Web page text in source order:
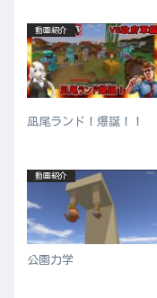
動画紹介
凪尾ランド！爆誕！！
動画紹介
公園力学